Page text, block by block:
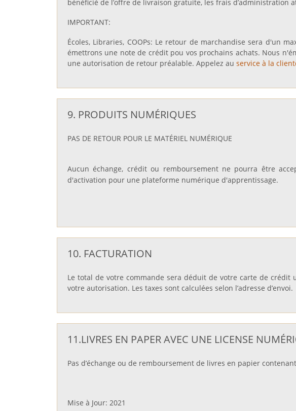
bénéficié de l’offre de livraison gratuite, les frais d’administration
IMPORTANT:
Écoles, Libraries, COOPs: Le retour de marchandise sera d'un
émettrons une note de crédit pou vos prochains achats. Nous
une autorisation de retour préalable. Appelez au service à la
9. PRODUITS NUMÉRIQUES
PAS DE RETOUR POUR LE MATÉRIEL NUMÉRIQUE
Aucun échange, crédit ou remboursement ne pourra être
d'activation pour une plateforme numérique d'apprentissage.
10. FACTURATION
Le total de votre commande sera déduit de votre carte de
votre autorisation. Les taxes sont calculées selon l’adresse d’envoi.
11.LIVRES EN PAPER AVEC UNE LICENSE
Pas d’échange ou de remboursement de livres en papier
Mise à Jour: 2021